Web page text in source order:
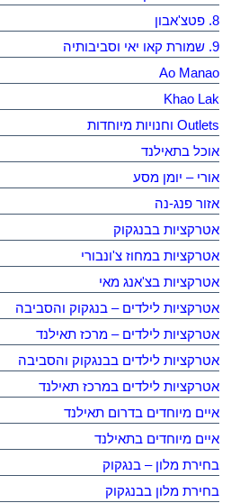
8. פטצ'אבון
9. שמורת קאו יאי וסביבותיה
Ao Manao
Khao Lak
Outlets וחנויות מיוחדות
אוכל בתאילנד
אורי – יומן מסע
אזור פנג-נה
אטרקציות בבנגקוק
אטרקציות במחוז צ'ונבורי
אטרקציות בצ'אנג מאי
אטרקציות לילדים – בנגקוק והסביבה
אטרקציות לילדים – מרכז תאילנד
אטרקציות לילדים בבנגקוק והסביבה
אטרקציות לילדים במרכז תאילנד
איים מיוחדים בדרום תאילנד
איים מיוחדים בתאילנד
בחירת מלון – בנגקוק
בחירת מלון בבנגקוק